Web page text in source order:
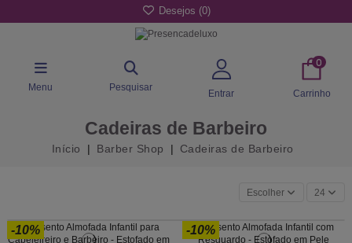
Desejos (0)
Menu Pesquisar
Entrar
0
Carrinho
Cadeiras de Barbeiro
Início Barber Shop Cadeiras de Barbeiro
Escolher 24
-10% -10%